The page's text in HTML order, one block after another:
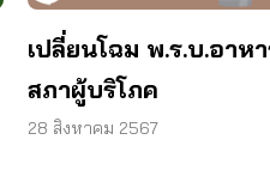
เปลี่ยนโฉม พ.ร.บ.อาห
สภาผู้บริโภค
28 สิงหาคม 2567